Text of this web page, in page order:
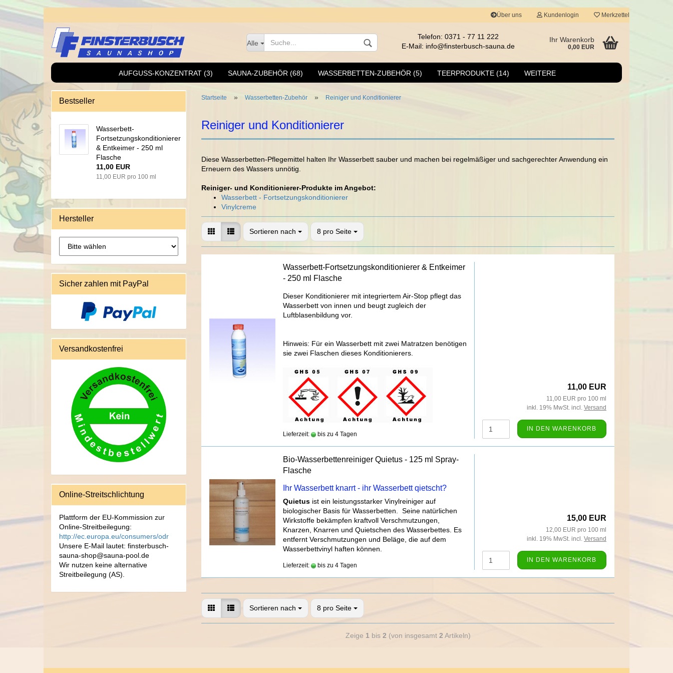
Über uns Kundenlogin Merkzettel
Alle
Telefon: 0371 - 77 11 222
E-Mail: info@finsterbusch-sauna.de
Ihr Warenkorb
0,00 EUR
AUFGUSS-KONZENTRAT (3) SAUNA-ZUBEHÖR (68)
EOS-Heizschlangen
Fintec-Heizelemente
WASSERBETTEN-ZUBEHÖR (5) TEERPRODUKTE (14) WEITERE
Startseite » Wasserbetten-Zubehör » Reiniger und Konditionierer
Reiniger und Konditionierer
Diese Wasserbetten-Pflegemittel halten Ihr Wasserbett sauber und machen bei regelmäßiger und sachgerechter Anwendung ein
Erneuern des Wassers unnötig.
Reiniger- und Konditionierer-Produkte im Angebot:
Wasserbett - Fortsetzungskonditionierer
Vinylcreme
Sortieren nach 8 pro Seite
Wasserbett-Fortsetzungskonditionierer & Entkeimer
- 250 ml Flasche
Dieser Konditionierer mit integriertem Air-Stop pflegt das
Wasserbett von innen und beugt zugleich der
Luftblasenbildung vor.
Hinweis: Für ein Wasserbett mit zwei Matratzen benötigen
sie zwei Flaschen dieses Konditionierers.
Lieferzeit: bis zu 4 Tagen
11,00 EUR
11,00 EUR pro 100 ml
inkl. 19% MwSt. incl. Versand
IN DEN WARENKORB
Bio-Wasserbettenreiniger Quietus - 125 ml Spray-
Flasche
Ihr Wasserbett knarrt - ihr Wasserbett qietscht?
Quietus ist ein leistungsstarker Vinylreiniger auf
biologischer Basis für Wasserbetten. Seine natürlichen
Wirkstoffe bekämpfen kraftvoll Verschmutzungen,
Knarzen, Knarren und Quietschen des Wasserbettes. Es
entfernt Verschmutzungen und Beläge, die auf dem
Wasserbettvinyl haften können.
Lieferzeit: bis zu 4 Tagen
15,00 EUR
12,00 EUR pro 100 ml
inkl. 19% MwSt. incl. Versand
IN DEN WARENKORB
Sortieren nach 8 pro Seite
Zeige 1 bis 2 (von insgesamt 2 Artikeln)
Bestseller
Wasserbett-
Fortsetzungskonditionierer
& Entkeimer - 250 ml
Flasche
11,00 EUR
11,00 EUR pro 100 ml
Hersteller
Sicher zahlen mit PayPal
Versandkostenfrei
Online-Streitschlichtung
Plattform der EU-Kommission zur
Online-Streitbeilegung:
http://ec.europa.eu/consumers/odr
Unsere E-Mail lautet: finsterbusch-
sauna-shop@sauna-pool.de
Wir nutzen keine alternative
Streitbeilegung (AS).